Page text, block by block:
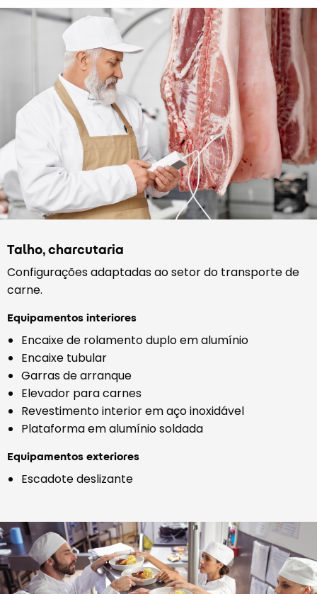
Talho, charcutaria
Configurações adaptadas ao setor do transporte de
carne.
Equipamentos interiores
Encaixe de rolamento duplo em alumínio
Encaixe tubular
Garras de arranque
Elevador para carnes
Revestimento interior em aço inoxidável
Plataforma em alumínio soldada
Equipamentos exteriores
Escadote deslizante